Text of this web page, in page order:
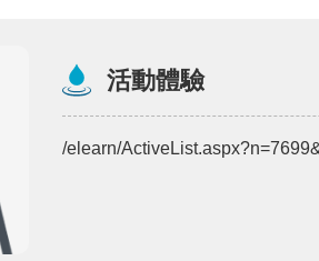
活動體驗
/elearn/